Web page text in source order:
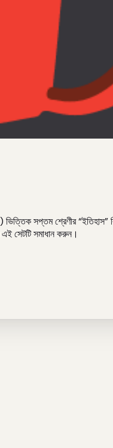
শ্রেণীর “ইতিহাস”
সেটটি সমাধান করুন।